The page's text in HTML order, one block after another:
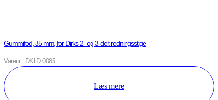
Gummifod, 85 mm, for Dirks 2- og 3-delt redningsstige
Varenr.: DKLD 0085
Læs mere